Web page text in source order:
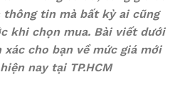
thông tin mà bất kỳ ai cũng
khi chọn mua. Bài viết dưới
xác cho bạn về mức giá mới
nay tại TP.HCM